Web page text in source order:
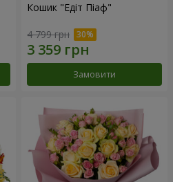
Кошик "Едіт Піаф"
4 799 грн
Замовити